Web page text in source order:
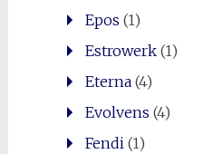
Epos (1)
Estrowerk(1)
Eterna(4)
Evolvens (4)
Fendi(1)